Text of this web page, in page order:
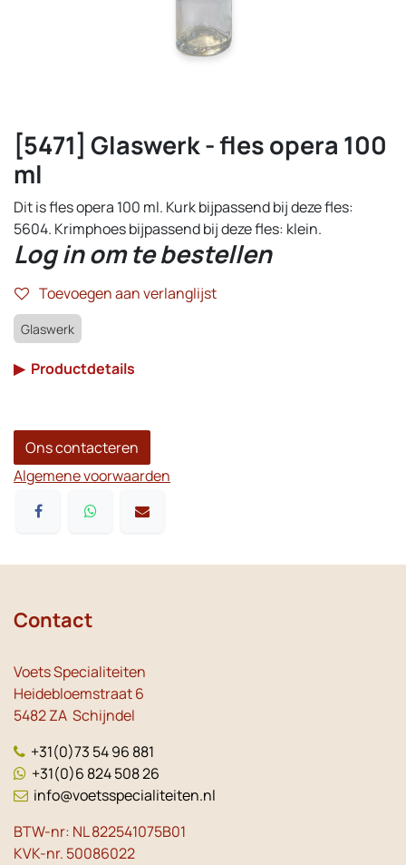
[5471] Glaswerk - fles opera 100
ml
Dit is fles opera 100 ml. Kurk bijpassend bij deze fles:
5604. Krimphoes bijpassend bij deze fles: klein.
Log in om te bestellen
Toevoegen aan verlanglijst
Glaswerk
▶ Productdetails
Ons contacteren
Algemene voorwaarden
Contact
Voets Specialiteiten
Heidebloemstraat 6
5482 ZA Schijndel
+31(0)73 54 96 881
+31(0)6 824 508 26
info@voetsspecialiteiten.nl
BTW-nr: NL 822541075B01
KVK-nr. 50086022